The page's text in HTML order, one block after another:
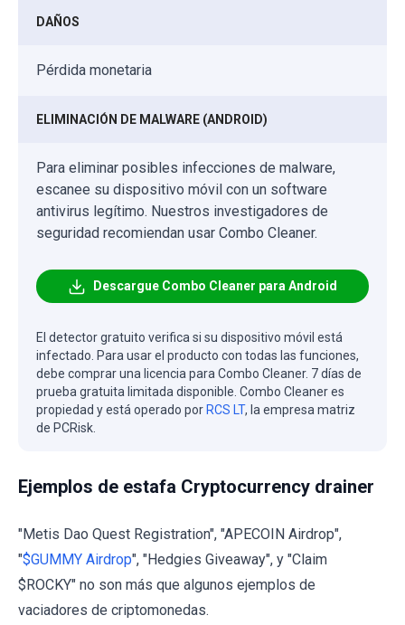
DAÑOS
Pérdida monetaria
ELIMINACIÓN DE MALWARE (ANDROID)
Para eliminar posibles infecciones de malware,
escanee su dispositivo móvil con un software
antivirus legítimo. Nuestros investigadores de
seguridad recomiendan usar Combo Cleaner.
Descargue Combo Cleaner para Android
El detector gratuito verifica si su dispositivo móvil está
infectado. Para usar el producto con todas las funciones,
debe comprar una licencia para Combo Cleaner. 7 días de
prueba gratuita limitada disponible. Combo Cleaner es
propiedad y está operado por RCS LT, la empresa matriz
de PCRisk.
Ejemplos de estafa Cryptocurrency drainer
"Metis Dao Quest Registration", "APECOIN Airdrop",
"$GUMMY Airdrop", "Hedgies Giveaway", y "Claim
$ROCKY" no son más que algunos ejemplos de
vaciadores de criptomonedas.